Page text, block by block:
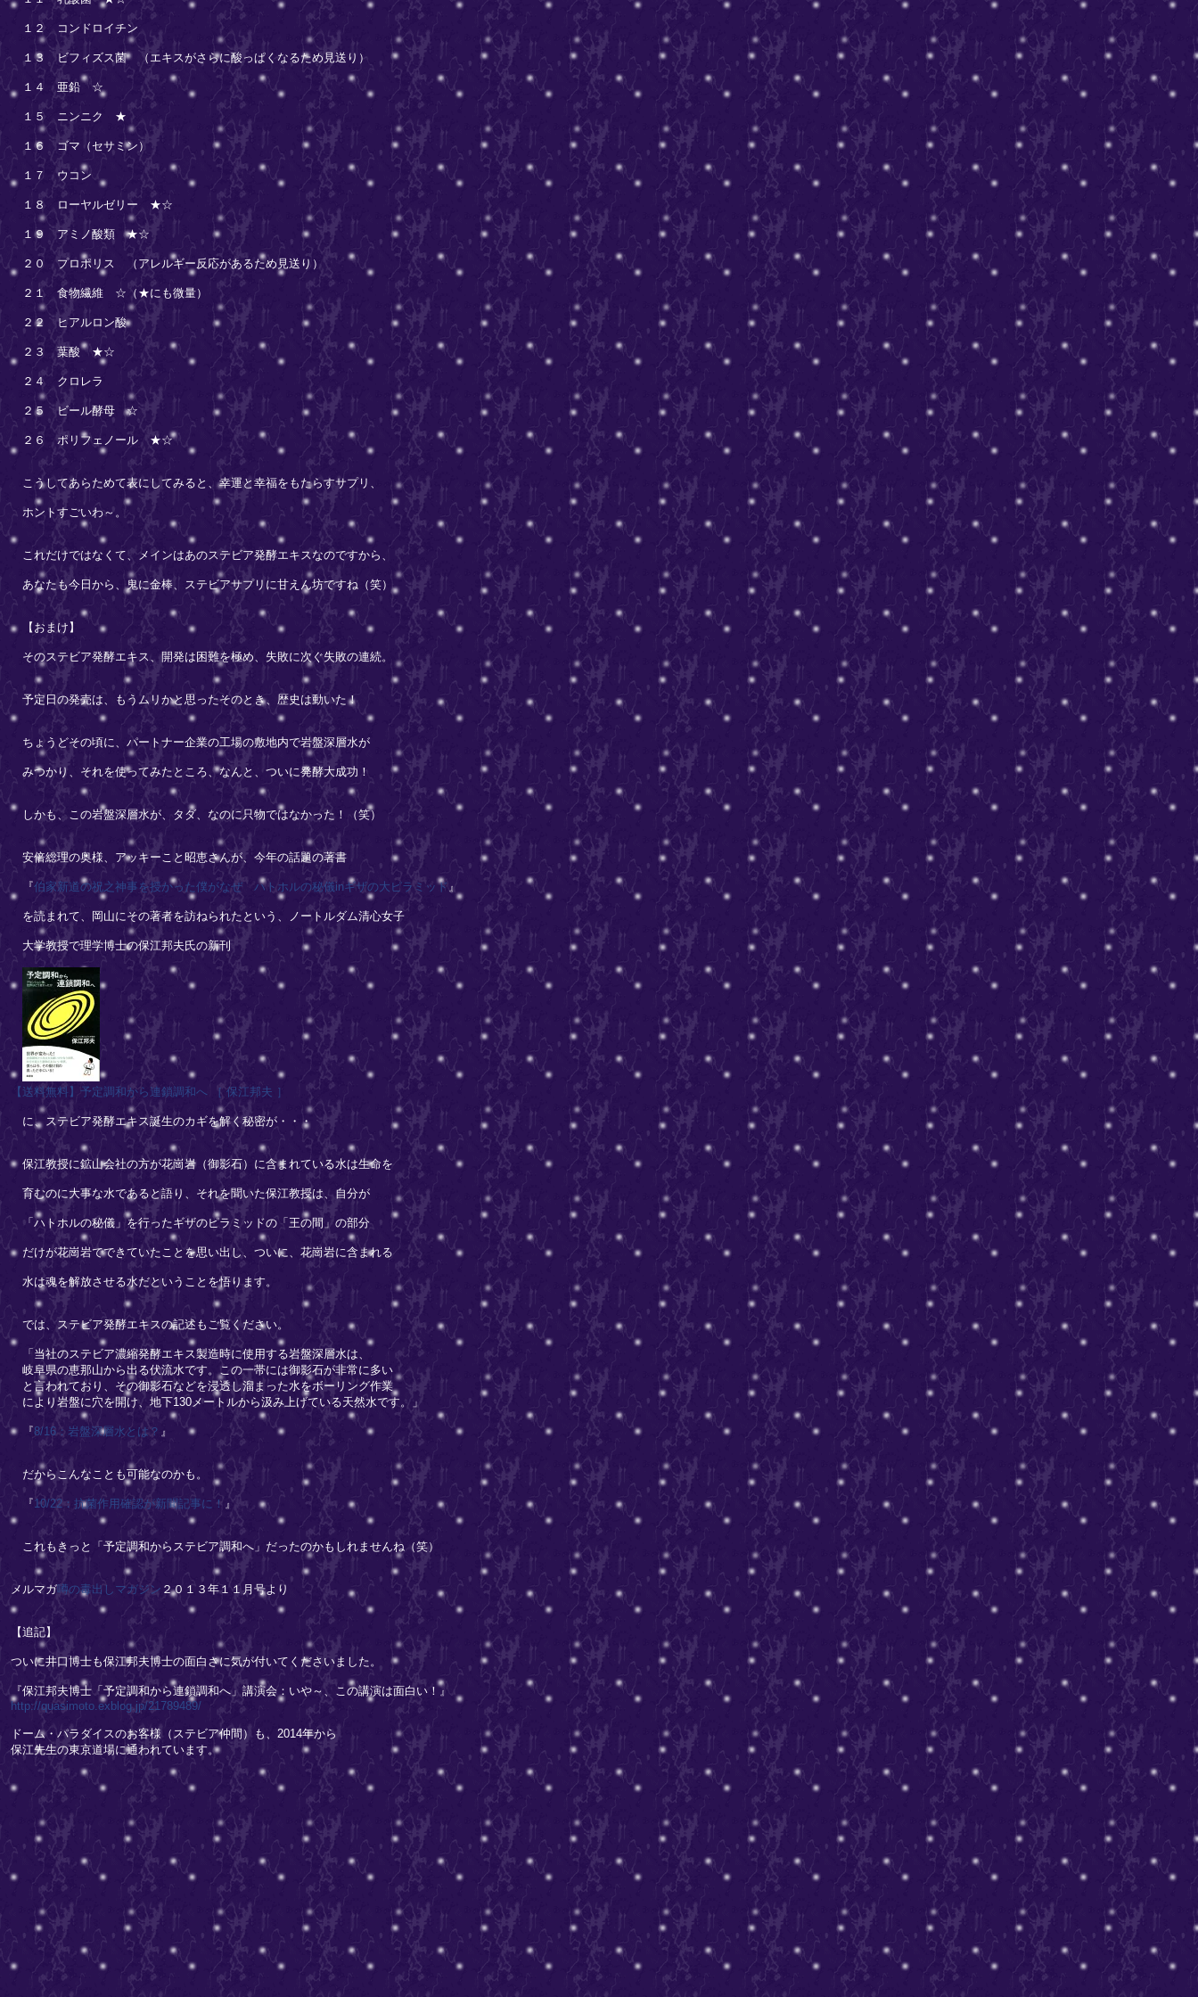
１２ コンドロイチン
１３ ビフィズス菌 （エキスがさらに酸っぱくなるため見送り）
１４ 亜鉛 ☆
１５ ニンニク ★
１６ ゴマ（セサミン）
１７ ウコン
１８ ローヤルゼリー ★☆
１９ アミノ酸類 ★☆
２０ プロポリス （アレルギー反応があるため見送り）
２１ 食物繊維 ☆（★にも微量）
２２ ヒアルロン酸
２３ 葉酸 ★☆
２４ クロレラ
２５ ビール酵母 ☆
２６ ポリフェノール ★☆
こうしてあらためて表にしてみると、幸運と幸福をもたらすサプリ、
ホントすごいわ～。
これだけではなくて、メインはあのステビア発酵エキスなのですから、
あなたも今日から、鬼に金棒、ステビアサプリに甘えん坊ですね（笑）
【おまけ】
そのステビア発酵エキス、開発は困難を極め、失敗に次ぐ失敗の連続。
予定日の発売は、もうムリかと思ったそのとき、歴史は動いた！
ちょうどその頃に、パートナー企業の工場の敷地内で岩盤深層水が
みつかり、それを使ってみたところ、なんと、ついに発酵大成功！
しかも、この岩盤深層水が、タダ、なのに只物ではなかった！（笑）
安倍総理の奥様、アッキーこと昭恵さんが、今年の話題の著書
『伯家新道の祝之神事を授かった僕がなぜ ハトホルの秘儀inギザの大ピラミッド』
を読まれて、岡山にその著者を訪ねられたという、ノートルダム清心女子
大学教授で理学博士の保江邦夫氏の新刊
【送料無料】予定調和から連鎖調和へ ［ 保江邦夫 ］
に、ステビア発酵エキス誕生のカギを解く秘密が・・・
保江教授に鉱山会社の方が花崗岩（御影石）に含まれている水は生命を
育むのに大事な水であると語り、それを聞いた保江教授は、自分が
「ハトホルの秘儀」を行ったギザのピラミッドの「王の間」の部分
だけが花崗岩でできていたことを思い出し、ついに、花崗岩に含まれる
水は魂を解放させる水だということを悟ります。
では、ステビア発酵エキスの記述もご覧ください。
「当社のステビア濃縮発酵エキス製造時に使用する岩盤深層水は、
岐阜県の恵那山から出る伏流水です。この一帯には御影石が非常に多い
と言われており、その御影石などを浸透し溜まった水をボーリング作業
により岩盤に穴を開け、地下130メートルから汲み上げている天然水です。」
『8/16：岩盤深層水とは？ 』
だからこんなことも可能なのかも。
『10/22：抗菌作用確認が新聞記事に！ 』
これもきっと「予定調和からステビア調和へ」だったのかもしれませんね（笑）
メルマガ噂の毒出しマガジン ２０１３年１１月号より
【追記】
ついに井口博士も保江邦夫博士の面白さに気が付いてくださいました。
『保江邦夫博士「予定調和から連鎖調和へ」講演会：いや～、この講演は面白い！』
http://quasimoto.exblog.jp/21789489/
ドーム・パラダイスのお客様（ステビア仲間）も、2014年から
保江先生の東京道場に通われています。